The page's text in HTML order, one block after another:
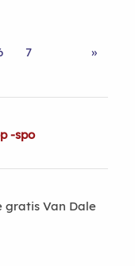
7 »
-spo
gratis Van Dale